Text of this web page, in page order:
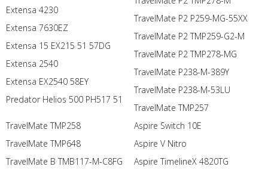
Extensa 4230
Extensa 7630EZ
Extensa 15 EX215 51 57DG
Extensa 2540
Extensa EX2540 58EY
Predator Helios 500 PH517 51
TravelMate P2 P259-MG-55XX
TravelMate P2 TMP259-G2-M
TravelMate P2 TMP278-MG
TravelMate P238-M-389Y
TravelMate P238-M-53LU
TravelMate TMP257
TravelMate TMP258
TravelMate TMP648
TravelMate B TMB117-M-C8FG
Aspire Switch 10E
Aspire V Nitro
Aspire TimelineX 4820TG